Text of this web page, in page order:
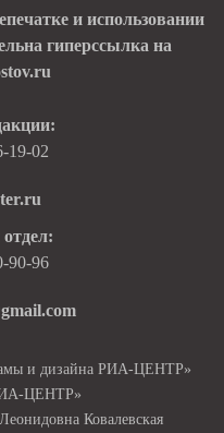
и использовании
гиперссылка на
19-02
90-96
и дизайна РИА-ЦЕНТР»
ЦЕНТР»
Ковалевская